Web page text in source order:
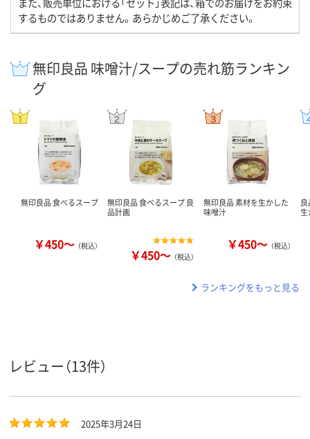
するものではありません。あらかじめご了承ください。
無印良品 味噌汁/スープの売れ筋ランキン
グ
無印良品 食べるスープ
￥450～ （税込）
無印良品 食べるスープ 良
品計画
￥450～ （税込）
無印良品 素材を生かした
味噌汁
￥450～ （税込）
生
ランキングをもっと見る
レビュー（13件）
2025年3月24日